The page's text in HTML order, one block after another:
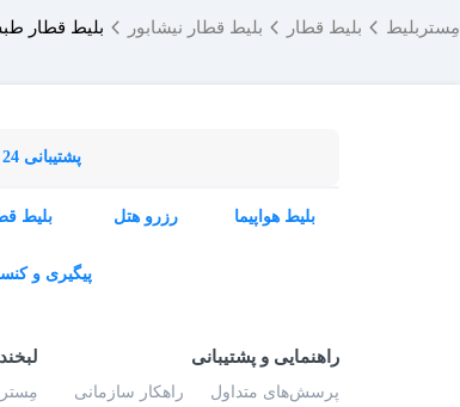
مِستربلیط بلیط قطار بلیط قطار نیشابور بلیط قطار
پشتیبانی 24 ساعته
بلیط هواپیما رزرو هتل بلیط
پیگیری و
راهنمایی و پشتیبانی
پرسش‌های متداول راهکار سازمانی